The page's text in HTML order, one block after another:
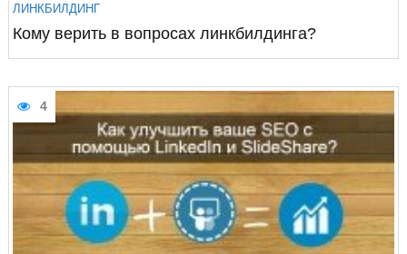
ЛИНКБИЛДИНГ
Кому верить в вопросах линкбилдинга?
4